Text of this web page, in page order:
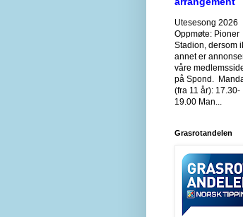
Utesesong 2026
Oppmøte: Pioner
Stadion, dersom
annet er
våre
på Spond.
(fra 11 år): 17.30-
19.00 Man...
Grasrotandelen